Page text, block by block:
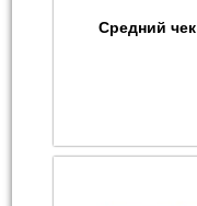
Средний чек